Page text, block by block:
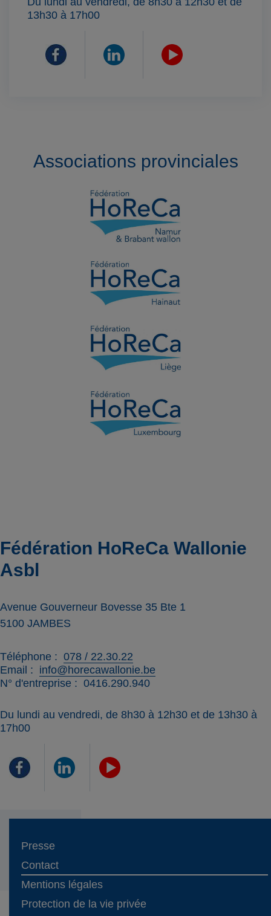
13h30 à 17h00
Associations provinciales
Fédération HoReCa Wallonie
Asbl
Avenue Gouverneur Bovesse 35 Bte 1
5100 JAMBES
Téléphone
078 / 22.30.22
Email
info@horecawallonie.be
N° d'entreprise
0416.290.940
Du lundi au vendredi, de 8h30 à 12h30 et de 13h30 à
17h00
Presse
Contact
Mentions légales
Protection de la vie privée